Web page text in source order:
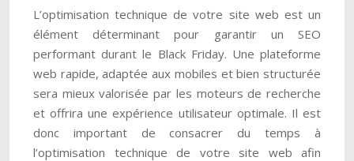
L’optimisation technique de votre site web est un
élément déterminant pour garantir un SEO
performant durant le Black Friday. Une plateforme
web rapide, adaptée aux mobiles et bien structurée
sera mieux valorisée par les moteurs de recherche
et offrira une expérience utilisateur optimale. Il est
donc important de consacrer du temps à
l’optimisation technique de votre site web afin